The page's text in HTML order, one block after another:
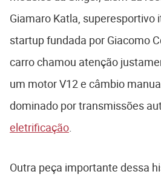
Giamaro Katla, superesportivo
startup fundada por Giacomo
carro chamou atenção
um motor V12 e câmbio
dominado por transmissões
eletrificação.
Outra peça importante dessa